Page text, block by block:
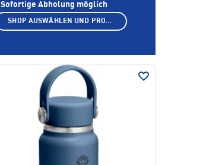
Sofortige Abholung möglich
SHOP AUSWÄHLEN UND PRODUKTE ANZEIGEN